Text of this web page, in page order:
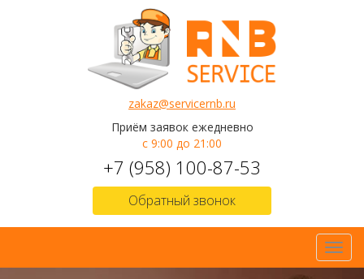
zakaz@servicernb.ru
Приём заявок ежедневно
с 9:00 до 21:00
+7 (958) 100-87-53
Обратный звонок